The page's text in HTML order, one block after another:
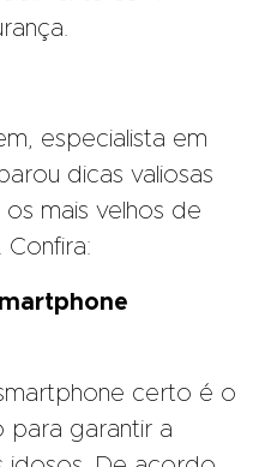
especialista em
dicas valiosas
mais velhos de
Confira:
certo é o
para garantir a